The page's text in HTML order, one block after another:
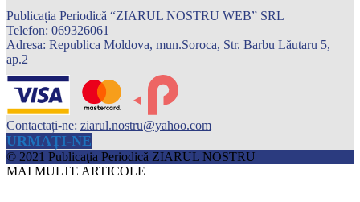
Publicația Periodică “ZIARUL NOSTRU WEB” SRL
Telefon: 069326061
Adresa: Republica Moldova, mun.Soroca, Str. Barbu Lăutaru 5,
ap.2
Contactați-ne: ziarul.nostru@yahoo.com
URMAȚI-NE
© 2021 Publicaţia Periodică ZIARUL NOSTRU
MAI MULTE ARTICOLE